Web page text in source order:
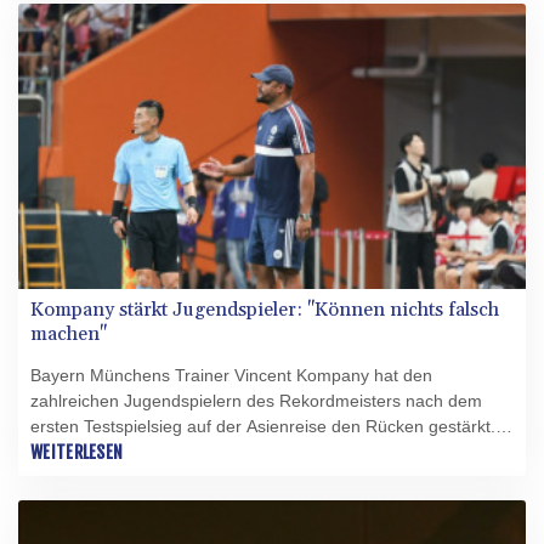
gestanden hatte, kann seinen Titel damit nicht wie erhofft
verteidigen.
Kompany stärkt Jugendspieler: "Können nichts falsch
machen"
Bayern Münchens Trainer Vincent Kompany hat den
zahlreichen Jugendspielern des Rekordmeisters nach dem
ersten Testspielsieg auf der Asienreise den Rücken gestärkt.
"Es ist wichtig, den Jungs zu helfen und sie auch mal zu
Lernmoment für sie", sagte der Belgier nach dem 2:1 (2:1)
WEITERLESEN